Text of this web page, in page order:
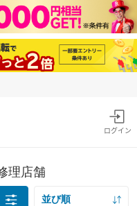
ログイン
理店舗
並び順